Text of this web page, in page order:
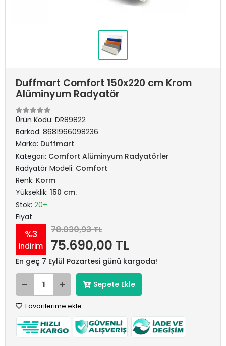
Duffmart Comfort 150x220 cm Krom
Alüminyum Radyatör
Ürün Kodu: DR89822
Barkod: 8681966098236
Marka: Duffmart
Kategori: Comfort Alüminyum Radyatörler
Radyatör Modeli: Comfort
Renk: Korm
Yükseklik: 150 cm.
Stok: 20+
Fiyat
%3
indirim
78.030,93 TL
75.690,00 TL
En geç 7 Eylül Pazartesi günü kargoda!
Sepete Ekle
Favorilerime ekle